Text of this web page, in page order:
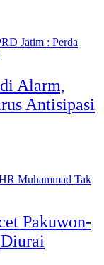
Alarm,
Antisipasi
Pakuwon-